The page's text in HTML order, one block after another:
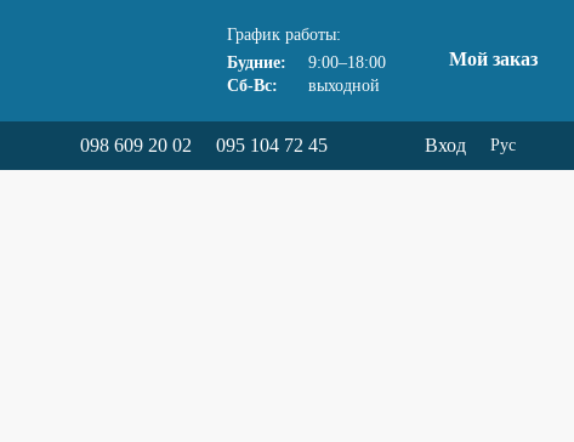
График работы:
Будние:
9:00–18:00
Сб-Вс:
выходной
Мой заказ
098 609 20 02 095 104 72 45 Вход Рус